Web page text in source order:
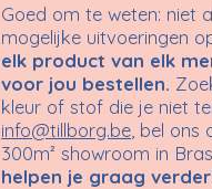
Goed om te weten: niet
mogelijke uitvoeringen
elk product van elk
voor jou bestellen.
kleur of stof die je niet
info@tillborg.be , bel
300m² showroom in
helpen je graag